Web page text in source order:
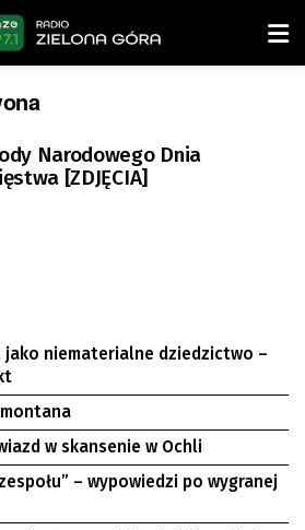
Narodowego Dnia
[ZDJĘCIA]
jako niematerialne dziedzictwo –
w skansenie w Ochli
– wypowiedzi po wygranej